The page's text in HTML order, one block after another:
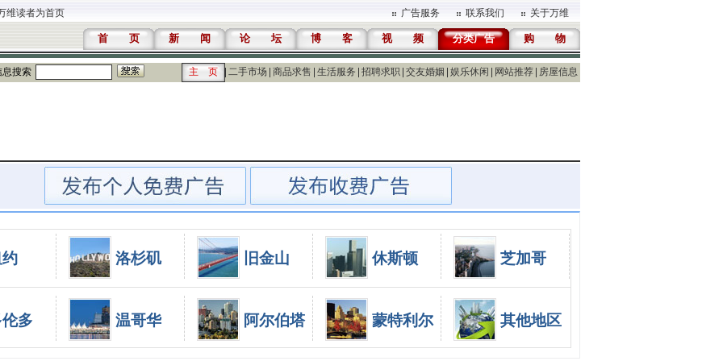
维读者为首页 广告服务 联系我们 关于万维
首 页 新 闻 论 坛 博 客 视 频 分类广告 购 物
息搜索 主 页 二手市场 商品求售 生活服务 招聘求职 交友婚姻 娱乐休闲 网站推荐 房屋信息
洛杉矶 旧金山 休斯顿 芝加哥
多 温哥华 阿尔伯塔 蒙特利尔 其他地区